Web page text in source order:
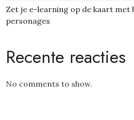
Zet je e-learning op de kaart met
personages
Recente reacties
No comments to show.